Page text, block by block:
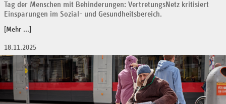
Tag der Menschen mit Behinderungen: VertretungsNetz kritisiert
Einsparungen im Sozial- und Gesundheitsbereich.
[Mehr ...]
18.11.2025